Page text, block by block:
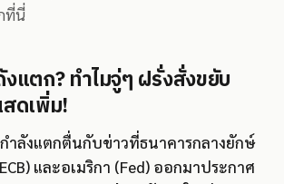
ที่นี่
แตก? ทำไมจู่ๆ ฝรั่งสั่งขยับ
ดเพิ่ม!
ำลังแตกตื่นกับข่าวที่ธนาคารกลางยักษ์
และอเมริกา (Fed) ออกมาประกาศ